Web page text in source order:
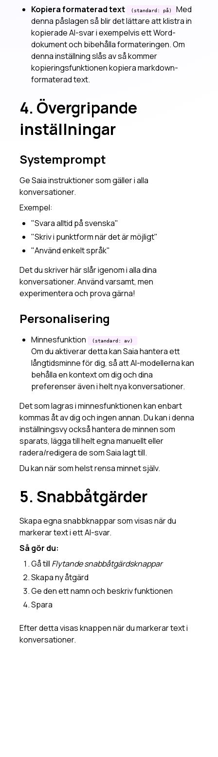
Kopiera formaterad text (standard: på)
Med
denna påslagen så blir det lättare att klistra in
kopierade AI-svar i exempelvis ett Word-
dokument och bibehålla formateringen. Om
denna inställning slås av så kommer
kopieringsfunktionen kopiera markdown-
formaterad text.
4. Övergripande
inställningar
Systemprompt
Ge Saia instruktioner som gäller i alla
konversationer.
Exempel:
"Svara alltid på svenska"
"Skriv i punktform när det är möjligt"
"Använd enkelt språk"
Det du skriver här slår igenom i alla dina
konversationer. Använd varsamt, men
experimentera och prova gärna!
Personalisering
Minnesfunktion (standard: av)
Om du aktiverar detta kan Saia hantera ett
långtidsminne för dig, så att AI-modellerna kan
behålla en kontext om dig och dina
preferenser även i helt nya konversationer.
Det som lagras i minnesfunktionen kan enbart
kommas åt av dig och ingen annan. Du kan i denna
inställningsvy också hantera de minnen som
sparats, lägga till helt egna manuellt eller
radera/redigera de som Saia lagt till.
Du kan när som helst rensa minnet själv.
5. Snabbåtgärder
Skapa egna snabbknappar som visas när du
markerar text i ett AI-svar.
Så gör du:
Gå till Flytande snabbåtgärdsknappar
Skapa ny åtgärd
Ge den ett namn och beskriv funktionen
Spara
Efter detta visas knappen när du markerar text i
konversationer.